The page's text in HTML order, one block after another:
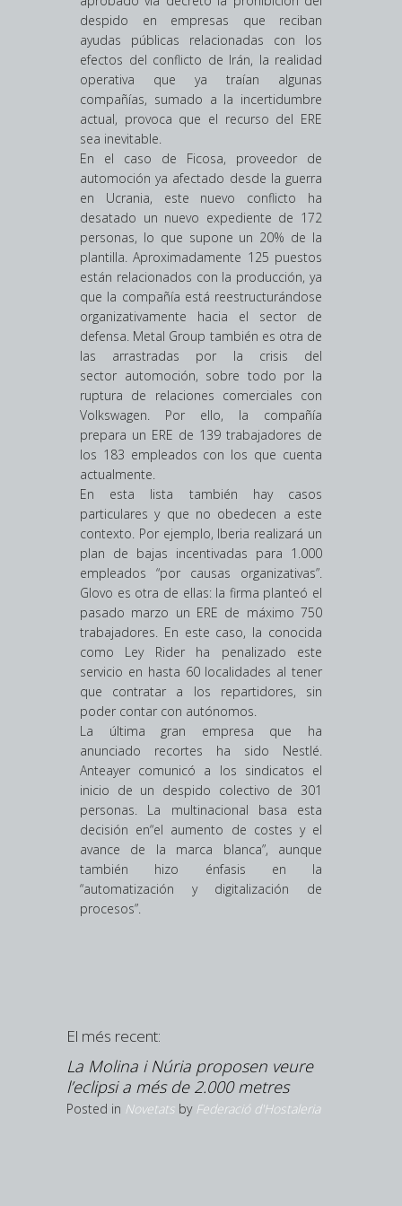
despido en empresas que reciban
ayudas públicas relacionadas con los
efectos del conflicto de Irán, la realidad
operativa que ya traían algunas
compañías, sumado a la incertidumbre
actual, provoca que el recurso del ERE
sea inevitable.
En el caso de Ficosa, proveedor de
automoción ya afectado desde la guerra
en Ucrania, este nuevo conflicto ha
desatado un nuevo expediente de 172
personas, lo que supone un 20% de la
plantilla. Aproximadamente 125 puestos
están relacionados con la producción, ya
que la compañía está reestructurándose
organizativamente hacia el sector de
defensa. Metal Group también es otra de
las arrastradas por la crisis del
sector automoción, sobre todo por la
ruptura de relaciones comerciales con
Volkswagen. Por ello, la compañía
prepara un ERE de 139 trabajadores de
los 183 empleados con los que cuenta
actualmente.
En esta lista también hay casos
particulares y que no obedecen a este
contexto. Por ejemplo, Iberia realizará un
plan de bajas incentivadas para 1.000
empleados “por causas organizativas”.
Glovo es otra de ellas: la firma planteó el
pasado marzo un ERE de máximo 750
trabajadores. En este caso, la conocida
como Ley Rider ha penalizado este
servicio en hasta 60 localidades al tener
que contratar a los repartidores, sin
poder contar con autónomos.
La última gran empresa que ha
anunciado recortes ha sido Nestlé.
Anteayer comunicó a los sindicatos el
inicio de un despido colectivo de 301
personas. La multinacional basa esta
decisión en“el aumento de costes y el
avance de la marca blanca”, aunque
también hizo énfasis en la
“automatización y digitalización de
procesos”.
El més recent:
La Molina i Núria proposen veure
l’eclipsi a més de 2.000 metres
Posted in Novetats by Federació d'Hostaleria